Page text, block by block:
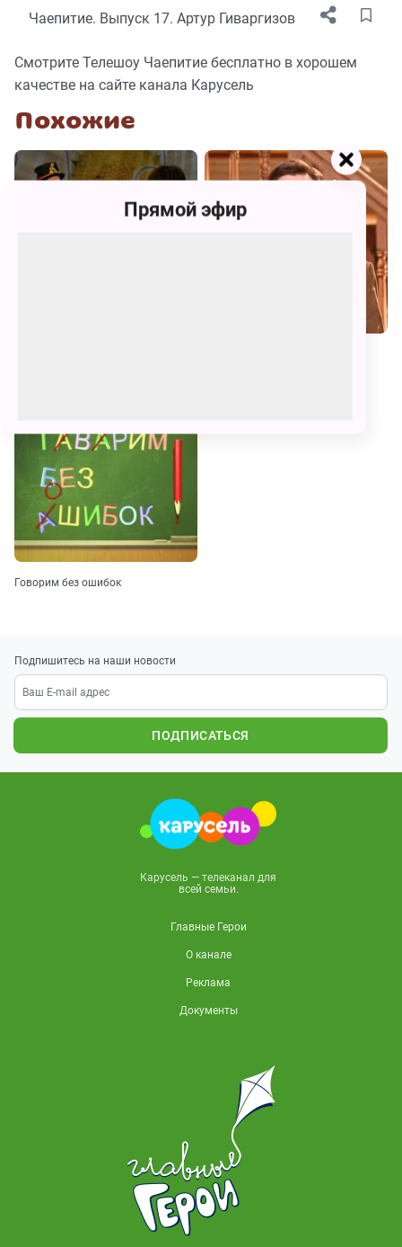
Чаепитие. Выпуск 17. Артур Гиваргизов
Смотрите Телешоу Чаепитие бесплатно в хорошем
качестве на сайте канала Карусель
Похожие
Говорим без ошибок
Подпишитесь на наши новости
ПОДПИСАТЬСЯ
Карусель — телеканал для
всей семьи.
Главные Герои
О канале
Реклама
Документы
Прямой эфир